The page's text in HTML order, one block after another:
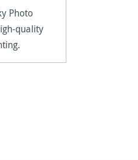
Photo
quality